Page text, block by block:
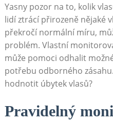
Yasny pozor na to, kolik
lidí ztrácí přirozeně nějaké
překročí normální míru,
problém. Vlastní
může pomoci odhalit
potřebu odborného
hodnotit úbytek vlasů?
Pravidelný